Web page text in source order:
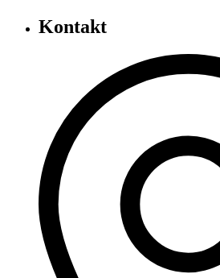
Kontakt